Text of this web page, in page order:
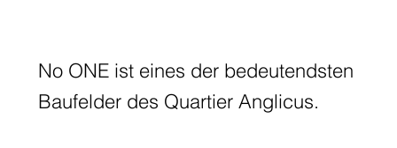
No ONE ist eines der bedeutendsten
Baufelder des Quartier Anglicus.